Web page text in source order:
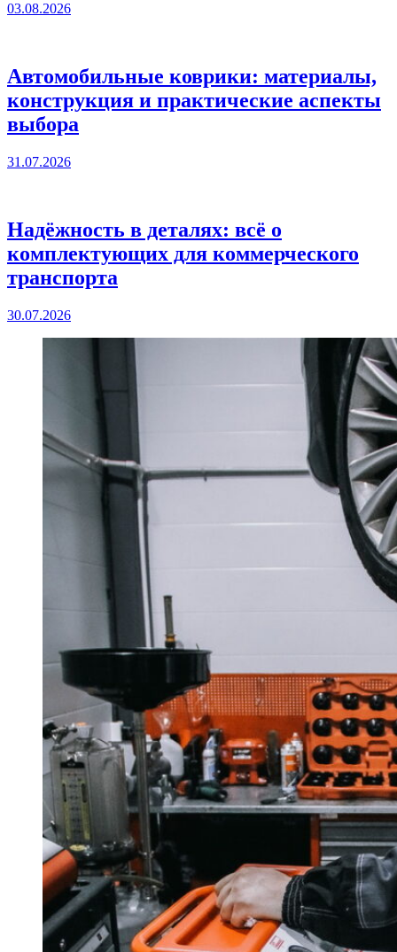
03.08.2026
Автомобильные коврики: материалы,
конструкция и практические аспекты
выбора
31.07.2026
Надёжность в деталях: всё о
комплектующих для коммерческого
транспорта
30.07.2026